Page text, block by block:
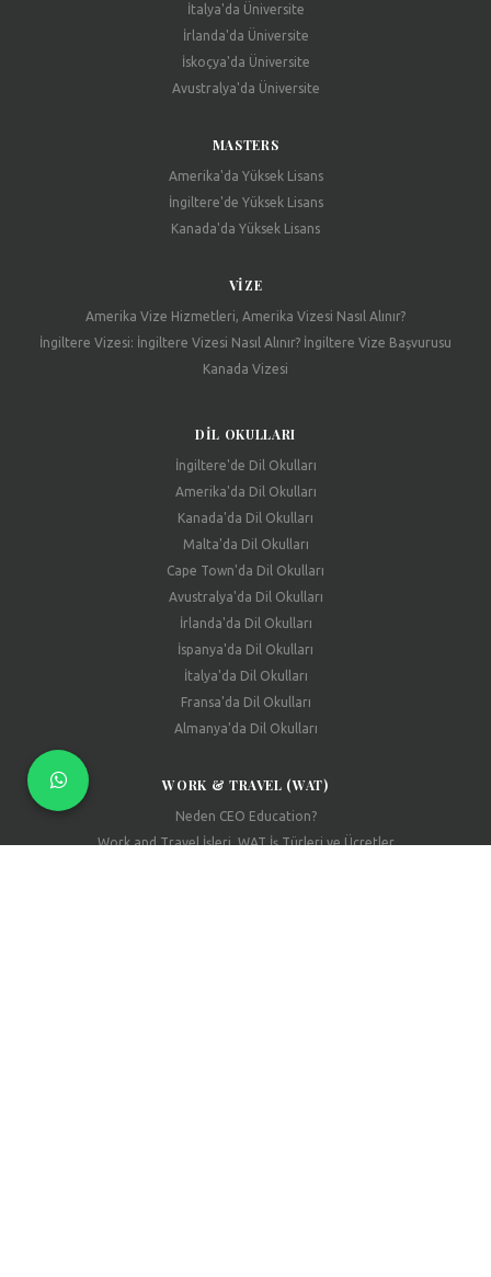
İtalya'da Üniversite
İrlanda'da Üniversite
İskoçya'da Üniversite
Avustralya'da Üniversite
MASTERS
Amerika'da Yüksek Lisans
İngiltere'de Yüksek Lisans
Kanada'da Yüksek Lisans
VIZE
Amerika Vize Hizmetleri, Amerika Vizesi Nasıl Alınır?
İngiltere Vizesi: İngiltere Vizesi Nasıl Alınır? İngiltere Vize Başvurusu
Kanada Vizesi
DIL OKULLARI
İngiltere'de Dil Okulları
Amerika'da Dil Okulları
Kanada'da Dil Okulları
Malta'da Dil Okulları
Cape Town'da Dil Okulları
Avustralya'da Dil Okulları
İrlanda'da Dil Okulları
İspanya'da Dil Okulları
İtalya'da Dil Okulları
Fransa'da Dil Okulları
Almanya'da Dil Okulları
WORK & TRAVEL (WAT)
Neden CEO Education?
Work and Travel İşleri, WAT İş Türleri ve Ücretler